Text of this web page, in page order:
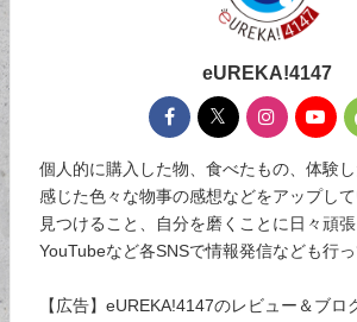
eUREKA!4147
個人的に購入した物、食べたもの、体験
感じた色々な物事の感想などをアップし
見つけること、自分を磨くことに日々頑張
YouTubeなど各SNSで情報発信なども行っ
【広告】eUREKA!4147のレビュー＆ブロ